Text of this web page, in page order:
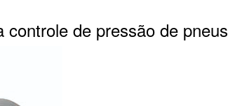
de pressão de pneus